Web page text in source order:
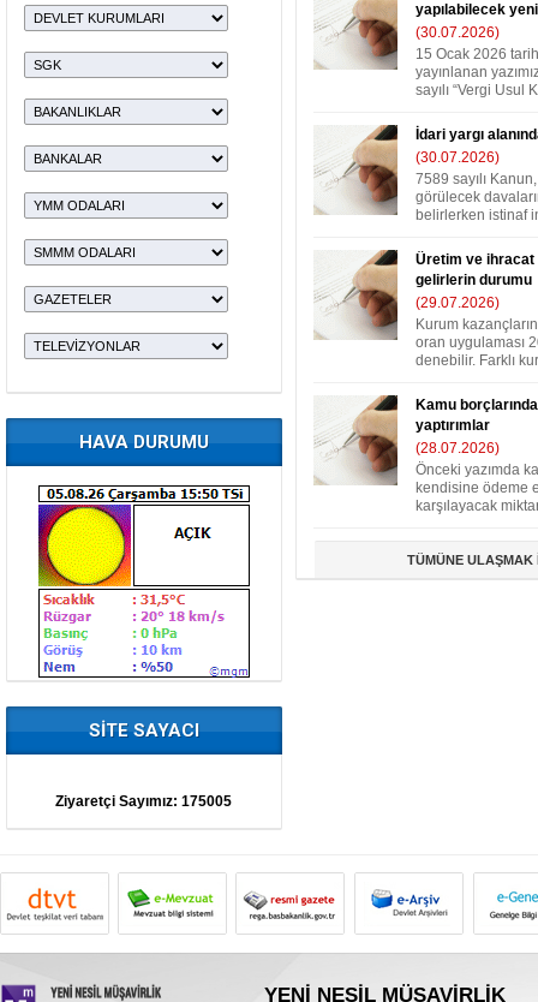
HAVA DURUMU
SİTE SAYACI
Ziyaretçi Sayımız:175005
yapılabilecek
(30.07.2026)
15 Ocak 2026
yayınlanan
sayılı “Vergi Usul
İdari yargı
(30.07.2026)
7589 sayılı
görülecek
belirlerken istinaf
Üretim ve ihracat
gelirlerin durumu
(29.07.2026)
Kurum
oran uygulaması
denebilir. Farklı
Kamu
yaptırımlar
(28.07.2026)
Önceki yazımda
kendisine ödeme
karşılayacak
TÜMÜNE ULAŞMAK
YENİ NESİL MÜŞAVİRLİK